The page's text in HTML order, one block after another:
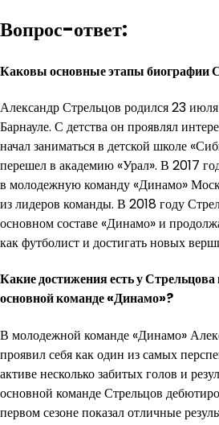
Вопрос-ответ:
Каковы основные этапы биографии
Александр Стрельцов родился 23
Барнауле. С детства он проявлял
начал заниматься в детской школе
перешел в академию «Урал». В 2017
в молодежную команду «Динамо»
из лидеров команды. В 2018 году
основном составе «Динамо» и
как футболист и достигать новых
Какие достижения есть у
основной команде «Динамо»?
В молодежной команде «Динамо»
проявил себя как один из самых
активе несколько забитых голов и
основной команде Стрельцов
первом сезоне показал отличные